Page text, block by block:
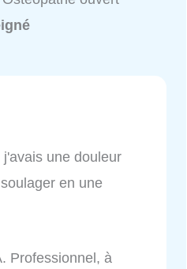
une douleur
en une
Professionnel, à